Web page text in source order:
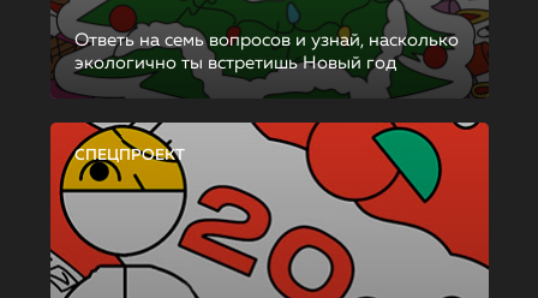
Ответь на семь вопросов и узнай, насколько
экологично ты встретишь Новый год
СПЕЦПРОЕКТ